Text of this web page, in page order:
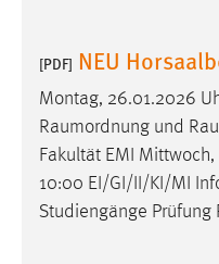
[PDF] NEU
Montag, 26.01.2026
Raumordnung und
Fakultät EMI
10:00 EI/GI/II/KI/MI
Studiengänge Prüfung
Marketing Cookies
verwendet, um
Sie tun dies, indem
hinweg verfolgen.
Google Ads